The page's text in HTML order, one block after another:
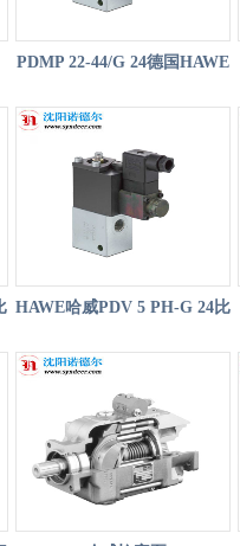
PDMP 22-44/G 24德国HAWE
哈威比例阀
HAWE哈威PDV 5 PH-G 24比
例阀